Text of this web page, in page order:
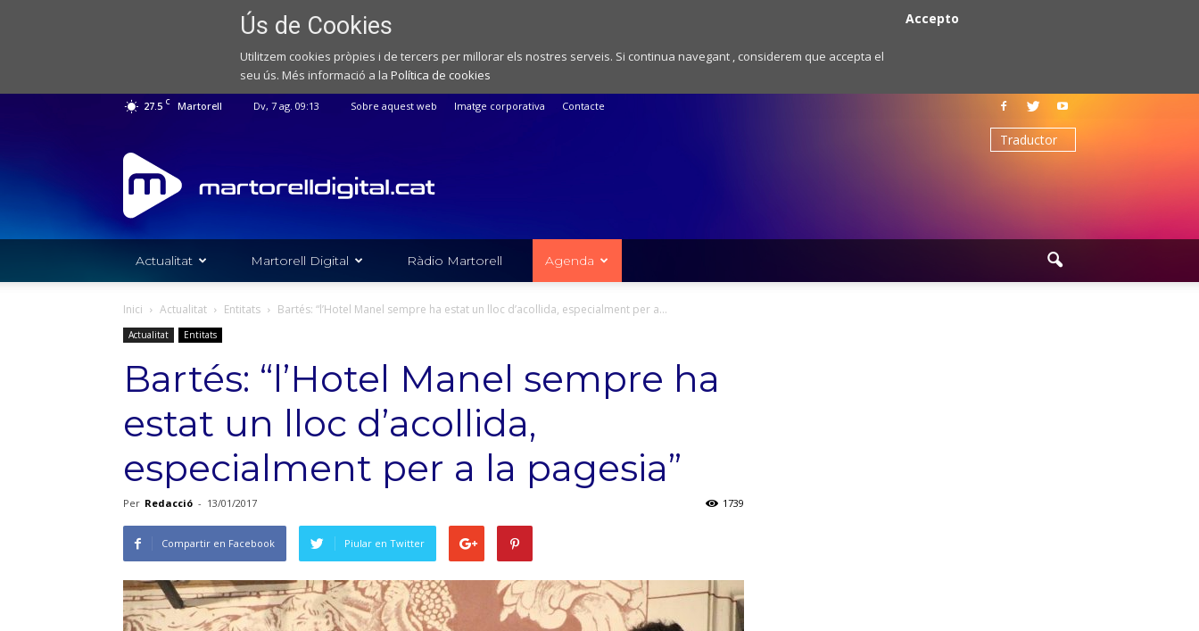
Ús de Cookies
Utilitzem cookies pròpies i de tercers per millorar els nostres serveis. Si continua navegant , considerem que accepta el
seu ús. Més informació a la Política de cookies
Accepto
27.5 C Martorell Dv, 7 ag. 09:13 Sobre aquest web Imatge corporativa Contacte
Web
de
notícies
de
l'Ajuntament
Martorell
Actualitat Martorell Digital Ràdio Martorell Agenda
Inici Actualitat Entitats Bartés: “l’Hotel Manel sempre ha estat un lloc d’acollida, especialment per a...
Actualitat Entitats
Bartés: “l’Hotel Manel sempre ha
estat un lloc d’acollida,
especialment per a la pagesia”
Per Redacció - 13/01/2017 1739
Compartir en Facebook Piular en Twitter